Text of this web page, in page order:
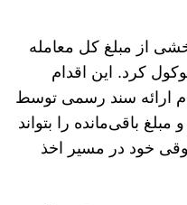
از مبلغ کل معامله
کرد. این اقدام
ارائه سند رسمی توسط
باقی‌مانده را بتواند
خود در مسیر اخذ